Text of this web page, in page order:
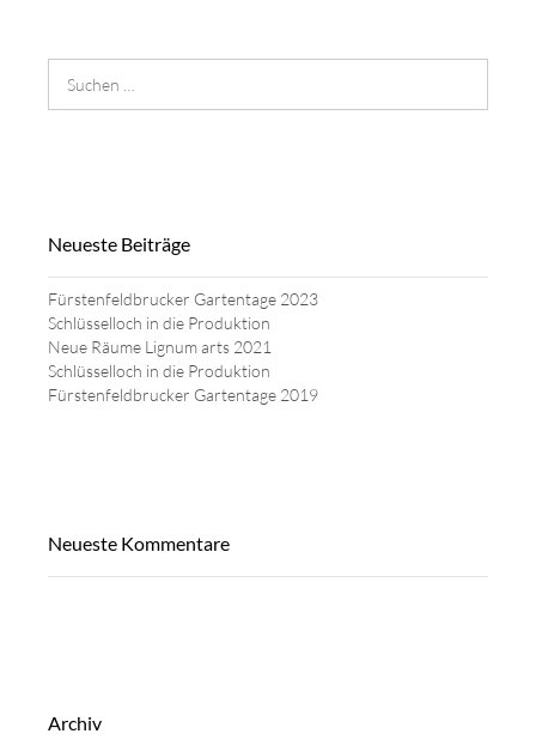
Suchen
nach:
Neueste Beiträge
Fürstenfeldbrucker Gartentage 2023
Schlüsselloch in die Produktion
Neue Räume Lignum arts 2021
Schlüsselloch in die Produktion
Fürstenfeldbrucker Gartentage 2019
Neueste Kommentare
Archiv